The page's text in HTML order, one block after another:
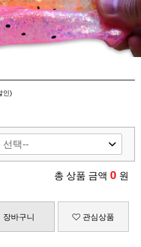
인)
총 상품 금액 0 원
장바구니 관심상품